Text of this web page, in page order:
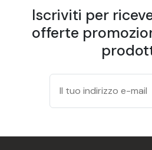
Caratteristica
Descrizione
Larghezza
600 mm
Bordo a
175 g/m²
prova ISO 536
Spessore
177 micron
Opacità
Iscriviti per
offerte